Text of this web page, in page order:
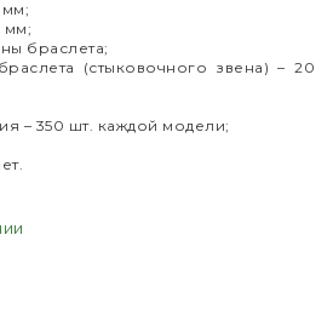
мм;
мм;
браслета;
(стыковочного звена)–20
– 350 шт. каждой модели;